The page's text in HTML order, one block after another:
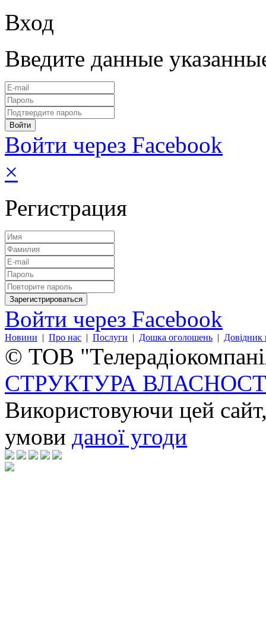
Вход
Введите данные
Войти через Facebook
×
Регистрация
Войти через Facebook
Новини | Про нас | Послуги | Дошка оголошень | Довідник
© ТОВ
СТРУКТУРА
Використовуючи цей
умови даної угоди